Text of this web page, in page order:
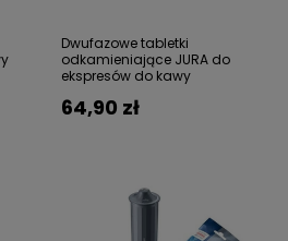
Dwufazowe tabletki
odkamieniające JURA do
ekspresów do kawy
64,90 zł